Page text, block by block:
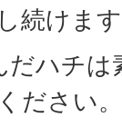
続けます
だハチ
ださい。